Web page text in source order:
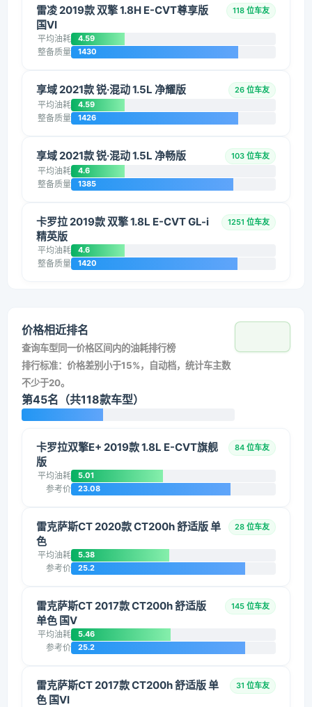
雷凌 2019款 双擎 1.8H E-CVT尊享版
国VI
118 位车友
平均油耗 4.59
整备质量 1430
享域 2021款 锐·混动 1.5L 净耀版 26 位车友
平均油耗 4.59
整备质量 1426
享域 2021款 锐·混动 1.5L 净畅版 103 位车友
平均油耗 4.6
整备质量 1385
卡罗拉 2019款 双擎 1.8L E-CVT GL-i
精英版
1251 位车友
平均油耗 4.6
整备质量 1420
价格相近排名
查询车型同一价格区间内的油耗排行榜
排行标准：价格差别小于15%，自动档，统计车主数
不少于20。
第45名（共118款车型）
卡罗拉双擎E+ 2019款 1.8L E-CVT旗舰
版
84 位车友
平均油耗 5.01
参考价 23.08
雷克萨斯CT 2020款 CT200h 舒适版 单
色
28 位车友
平均油耗 5.38
参考价 25.2
雷克萨斯CT 2017款 CT200h 舒适版
单色 国V
145 位车友
平均油耗 5.46
参考价 25.2
雷克萨斯CT 2017款 CT200h 舒适版 单
色 国VI
31 位车友